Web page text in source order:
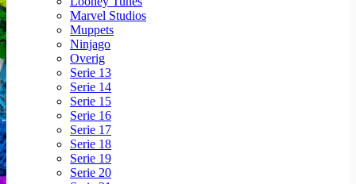
Marvel Studios
Muppets
Ninjago
Overig
Serie 13
Serie 14
Serie 15
Serie 16
Serie 17
Serie 18
Serie 19
Serie 20